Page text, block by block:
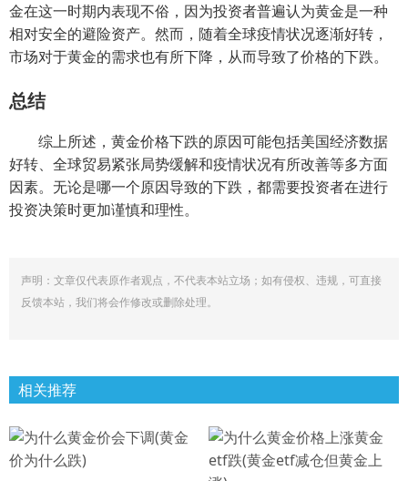
金在这一时期内表现不俗，因为投资者普遍认为黄金是一种
相对安全的避险资产。然而，随着全球疫情状况逐渐好转，
市场对于黄金的需求也有所下降，从而导致了价格的下跌。
总结
综上所述，黄金价格下跌的原因可能包括美国经济数据
好转、全球贸易紧张局势缓解和疫情状况有所改善等多方面
因素。无论是哪一个原因导致的下跌，都需要投资者在进行
投资决策时更加谨慎和理性。
声明：文章仅代表原作者观点，不代表本站立场；如有侵权、违规，可直接
反馈本站，我们将会作修改或删除处理。
相关推荐